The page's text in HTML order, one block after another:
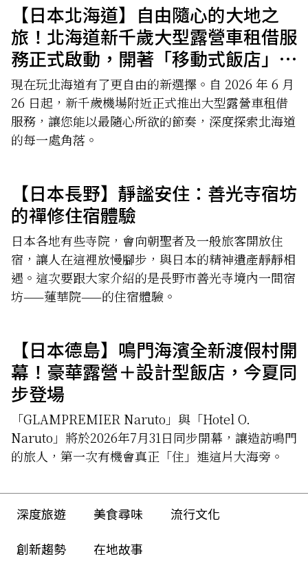
【日本北海道】自由隨心的大地之
旅！北海道新千歲大型露營車租借服
務正式啟動，開著「移動式飯店」暢
遊北國
現在玩北海道有了更自由的新選擇。自 2026 年 6 月
26 日起，新千歲機場附近正式推出大型露營車租借
服務，讓您能以最隨心所欲的節奏，深度探索北海道
的每一處角落。
【日本長野】靜謐安住：善光寺宿坊
的禪修住宿體驗
日本各地有些寺院，會向朝聖者及一般旅客開放住
宿，讓人在這裡放慢腳步，與日本的精神遺產靜靜相
遇。這次要跟大家介紹的是長野市善光寺境內一間宿
坊——蓮華院——的住宿體驗。
【日本德島】鳴門海濱全新渡假村開
幕！豪華露營＋設計型飯店，今夏同
步登場
「GLAMPREMIER Naruto」與「Hotel O.
Naruto」將於2026年7月31日同步開幕，讓造訪鳴門
的旅人，第一次有機會真正「住」進這片大海旁。
深度旅遊 美食尋味
流行文化
創新趨勢
在地故事